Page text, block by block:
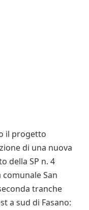
il progetto
di una nuova
della SP n. 4
comunale San
tranche
a sud di Fasano: